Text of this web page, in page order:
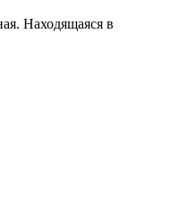
Находящаяся в